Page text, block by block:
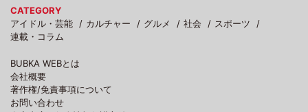
CATEGORY
アイドル・芸能
カルチャー グルメ 社会
スポーツ
連載・コラム
BUBKA WEBとは
会社概要
著作権/免責事項について
お問い合わせ